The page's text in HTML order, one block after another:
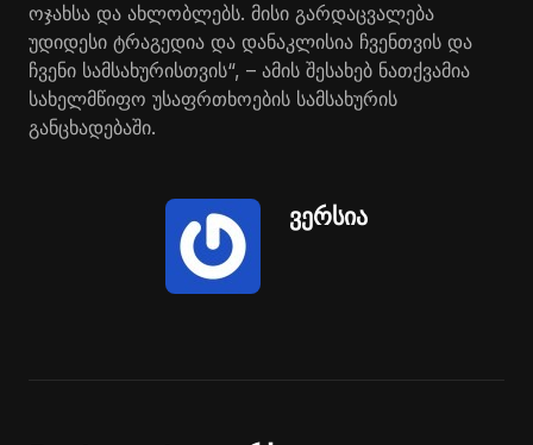
ოჯახსა და ახლობლებს. მისი გარდაცვალება
უდიდესი ტრაგედია და დანაკლისია ჩვენთვის და
ჩვენი სამსახურისთვის“, – ამის შესახებ ნათქვამია
სახელმწიფო უსაფრთხოების სამსახურის
განცხადებაში.
ვერსია